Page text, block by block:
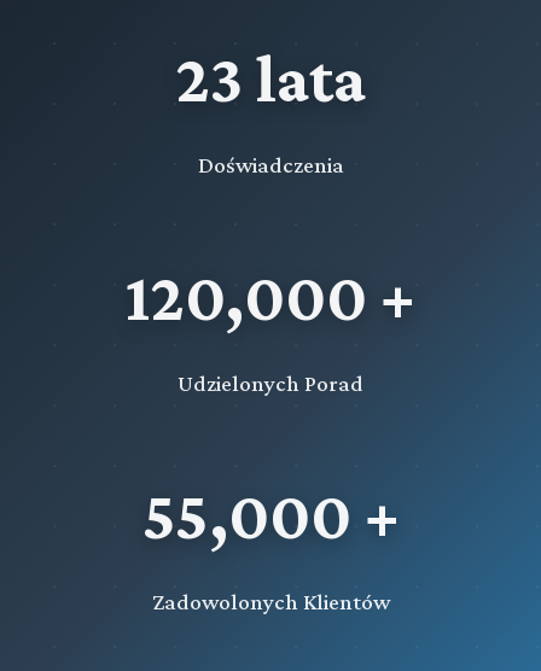
23 lata
Doświadczenia
120,000 +
Udzielonych Porad
55,000 +
Zadowolonych Klientów